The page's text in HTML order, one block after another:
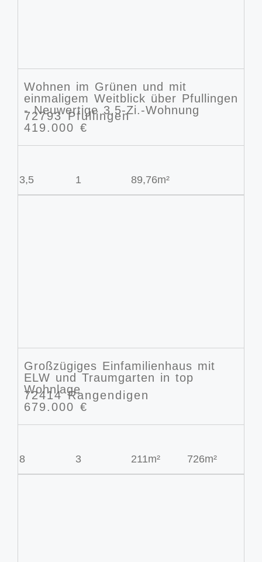
Wohnen im Grünen und mit
einmaligem Weitblick über Pfullingen
- Neuwertige 3,5-Zi.-Wohnung
72793 Pfullingen
419.000 €
3,5 1 89,76m²
Großzügiges Einfamilienhaus mit
ELW und Traumgarten in top
Wohnlage
72414 Rangendigen
679.000 €
8 3 211m² 726m²